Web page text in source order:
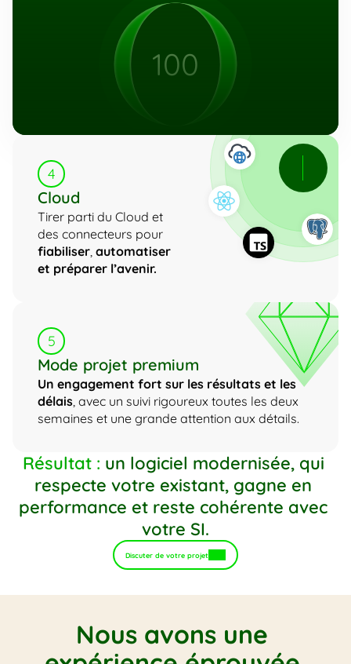
100
4
Cloud
Tirer parti du Cloud et
fiabiliser, automatiser
et préparer l’avenir.
5
Mode projet premium
Un engagement fort sur les résultats et les
délais, avec un suivi rigoureux toutes les deux
semaines et une grande attention aux détails.
Résultat : un logiciel modernisée, qui
respecte votre existant, gagne en
performance et reste cohérente avec
votre SI.
Discuter de votre projet
Nous avons une